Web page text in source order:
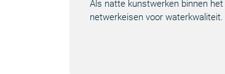
Als natte kunstwerken binnen
netwerkeisen voor